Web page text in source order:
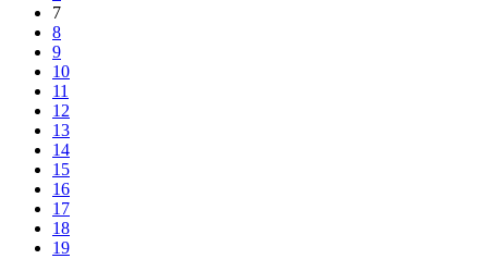
7
8
9
10
11
12
13
14
15
16
17
18
19